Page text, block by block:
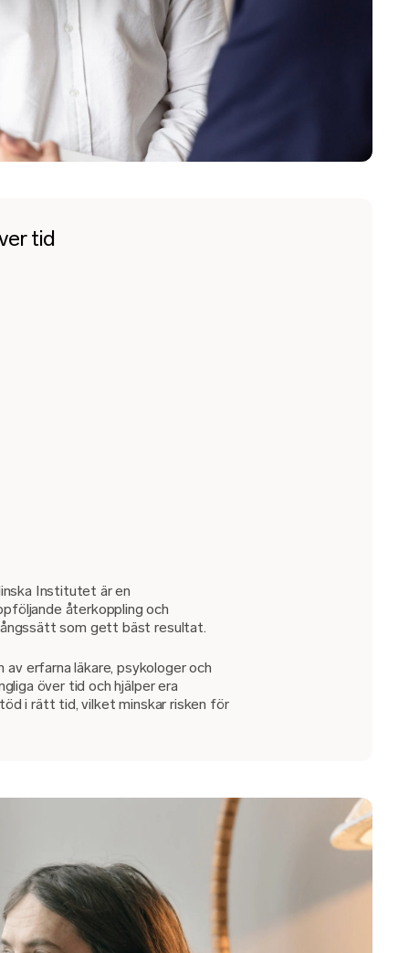
tid
Institutet är en
återkoppling och
som gett bäst resultat.
erfarna läkare, psykologer och
över tid och hjälper era
i rätt tid, vilket minskar risken för